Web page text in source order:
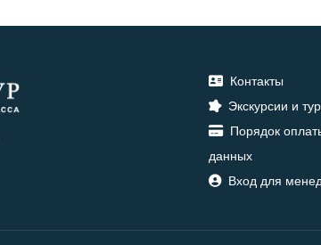
Контакты
Экскурсии и
Порядок
данных
Вход для